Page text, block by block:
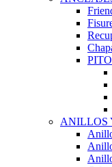
ANILLOS